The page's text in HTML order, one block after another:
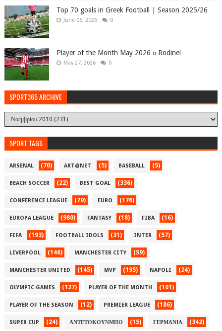
Top 70 goals in Greek Football | Season 2025/26
June 05, 2026 0
Player of the Month May 2026 ο Rodinei
May 27, 2026 0
SPORT365 ARCHIVE
SPORT TAGS
ARSENAL (70) ART@NET (5) BASEBALL (5)
BEACH SOCCER (22) BEST GOAL (336)
CONFERENCE LEAGUE (79) EURO (176)
EUROPA LEAGUE (980) FANTASY (18) FIBA (16)
FIFA (193) FOOTBALL IDOLS (31) INTER (57)
LIVERPOOL (146) MANCHESTER CITY (59)
MANCHESTER UNITED (145) MVP (195) NAPOLI (24)
OLYMPIC GAMES (127) PLAYER OF THE MONTH (101)
PLAYER OF THE SEASON (12) PREMIER LEAGUE (186)
SUPER CUP (24) ΑΝΤΕΤΟΚΟΥΝΜΠΟ (15) ΓΕΡΜΑΝΙΑ (342)